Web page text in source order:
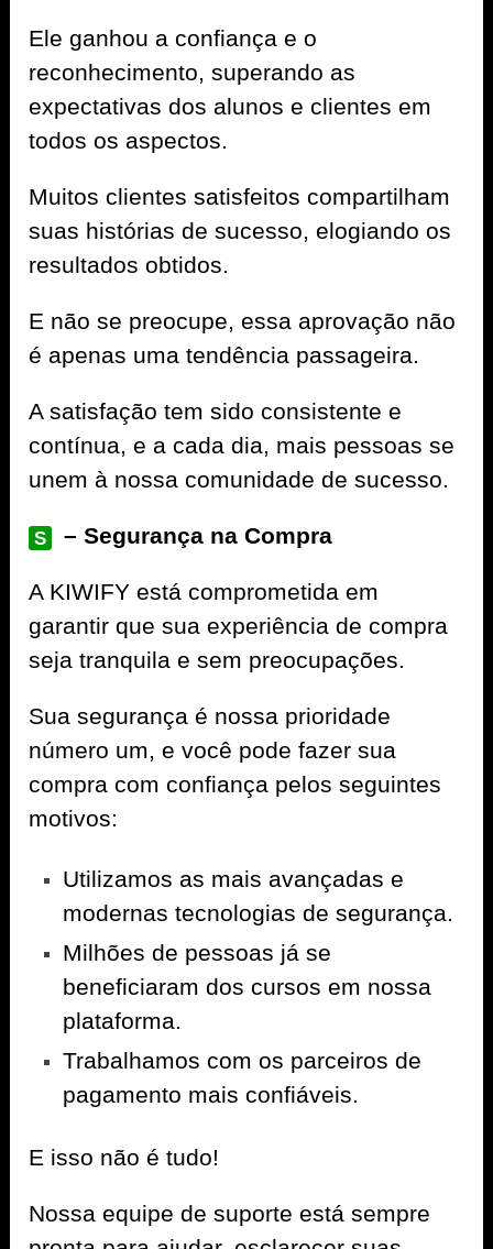
Ele ganhou a confiança e o
reconhecimento, superando as
expectativas dos alunos e clientes em
todos os aspectos.
Muitos clientes satisfeitos compartilham
suas histórias de sucesso, elogiando os
resultados obtidos.
E não se preocupe, essa aprovação não
é apenas uma tendência passageira.
A satisfação tem sido consistente e
contínua, e a cada dia, mais pessoas se
unem à nossa comunidade de sucesso.
S – Segurança na Compra
A KIWIFY está comprometida em
garantir que sua experiência de compra
seja tranquila e sem preocupações.
Sua segurança é nossa prioridade
número um, e você pode fazer sua
compra com confiança pelos seguintes
motivos:
Utilizamos as mais avançadas e
modernas tecnologias de segurança.
Milhões de pessoas já se
beneficiaram dos cursos em nossa
plataforma.
Trabalhamos com os parceiros de
pagamento mais confiáveis.
E isso não é tudo!
Nossa equipe de suporte está sempre